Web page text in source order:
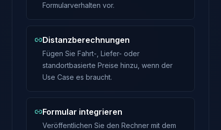
Formularverhalten vor.
Distanzberechnungen
Fügen Sie Fahrt-, Liefer- oder
standortbasierte Preise hinzu, wenn der
Use Case es braucht.
Formular integrieren
Veröffentlichen Sie den Rechner mit dem